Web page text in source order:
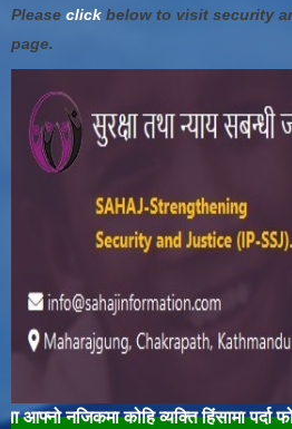
Please click below to visit security
page.
कोहि व्यक्ति हिंसामा पर्दा फोन गर्न